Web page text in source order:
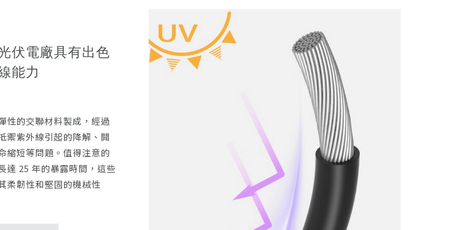
伏電廠具有出色
能力
性的交聯材料製成，經過
禦紫外線引起的降解、開
縮短等問題。值得注意的
達 25 年的暴露時間，這些
柔韌性和堅固的機械性